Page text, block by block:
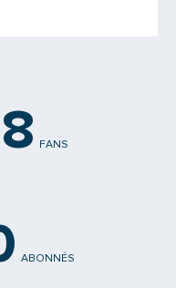
FANS
ABONNÉS